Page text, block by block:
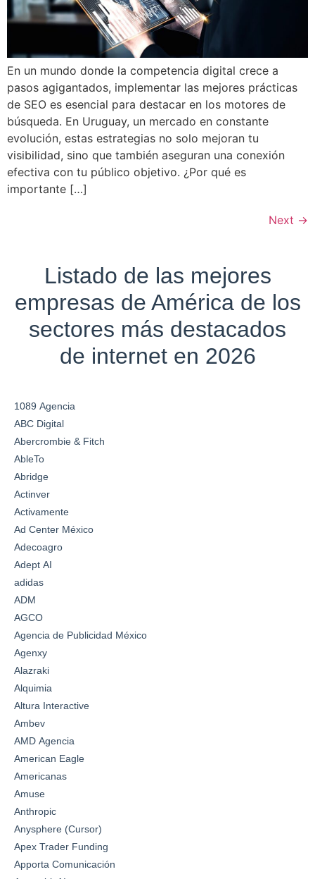
En un mundo donde la competencia digital crece a
pasos agigantados, implementar las mejores prácticas
de SEO es esencial para destacar en los motores de
búsqueda. En Uruguay, un mercado en constante
evolución, estas estrategias no solo mejoran tu
visibilidad, sino que también aseguran una conexión
efectiva con tu público objetivo. ¿Por qué es
importante […]
Next →
Listado de las mejores
empresas de América de los
sectores más destacados
de internet en 2026
1089 Agencia
ABC Digital
Abercrombie & Fitch
AbleTo
Abridge
Actinver
Activamente
Ad Center México
Adecoagro
Adept AI
adidas
ADM
AGCO
Agencia de Publicidad México
Agenxy
Alazraki
Alquimia
Altura Interactive
Ambev
AMD Agencia
American Eagle
Americanas
Amuse
Anthropic
Anysphere (Cursor)
Apex Trader Funding
Apporta Comunicación